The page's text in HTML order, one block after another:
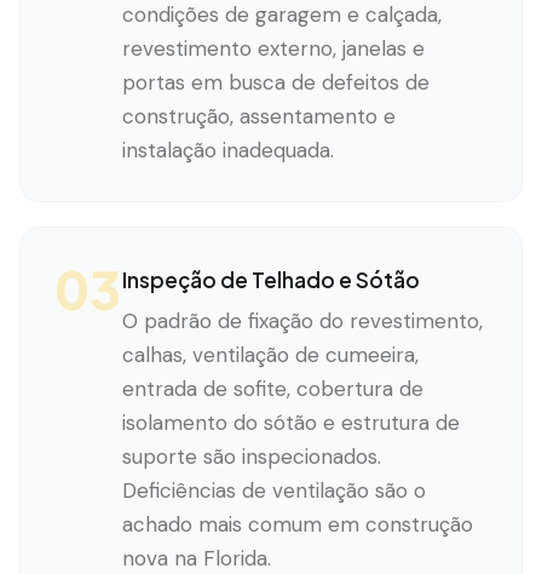
condições de garagem e calçada,
revestimento externo, janelas e
portas em busca de defeitos de
construção, assentamento e
instalação inadequada.
03Inspeção de Telhado e Sótão
O padrão de fixação do revestimento,
calhas, ventilação de cumeeira,
entrada de sofite, cobertura de
isolamento do sótão e estrutura de
suporte são inspecionados.
Deficiências de ventilação são o
achado mais comum em construção
nova na Florida.